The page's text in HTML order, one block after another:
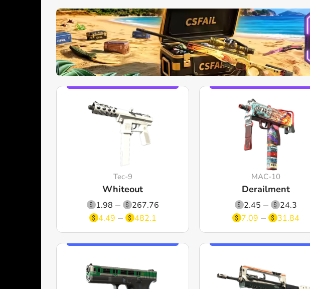
Tec-9
Whiteout
1.98
267.76
4.49
482.1
MAC-10
Derailment
2.45
24.3
7.09
31.84